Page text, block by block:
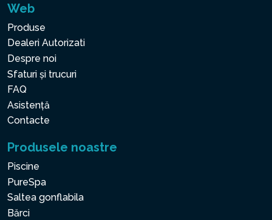
Web
Produse
Dealeri Autorizati
Despre noi
Sfaturi și trucuri
FAQ
Asistență
Contacte
Produsele noastre
Piscine
PureSpa
Saltea gonflabila
Bărci